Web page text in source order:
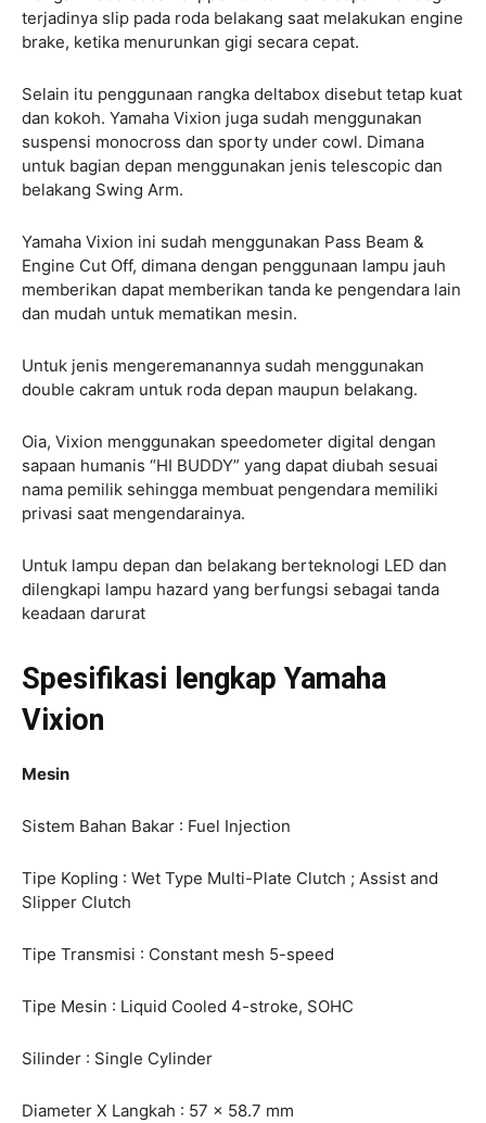
terjadinya slip pada roda belakang saat melakukan engine
brake, ketika menurunkan gigi secara cepat.
Selain itu penggunaan rangka deltabox disebut tetap kuat
dan kokoh. Yamaha Vixion juga sudah menggunakan
suspensi monocross dan sporty under cowl. Dimana
untuk bagian depan menggunakan jenis telescopic dan
belakang Swing Arm.
Yamaha Vixion ini sudah menggunakan Pass Beam &
Engine Cut Off, dimana dengan penggunaan lampu jauh
memberikan dapat memberikan tanda ke pengendara lain
dan mudah untuk mematikan mesin.
Untuk jenis mengeremanannya sudah menggunakan
double cakram untuk roda depan maupun belakang.
Oia, Vixion menggunakan speedometer digital dengan
sapaan humanis “HI BUDDY” yang dapat diubah sesuai
nama pemilik sehingga membuat pengendara memiliki
privasi saat mengendarainya.
Untuk lampu depan dan belakang berteknologi LED dan
dilengkapi lampu hazard yang berfungsi sebagai tanda
keadaan darurat
Spesifikasi lengkap Yamaha
Vixion
Mesin
Sistem Bahan Bakar : Fuel Injection
Tipe Kopling : Wet Type Multi-Plate Clutch ; Assist and
Slipper Clutch
Tipe Transmisi : Constant mesh 5-speed
Tipe Mesin : Liquid Cooled 4-stroke, SOHC
Silinder : Single Cylinder
Diameter X Langkah : 57 x 58.7 mm